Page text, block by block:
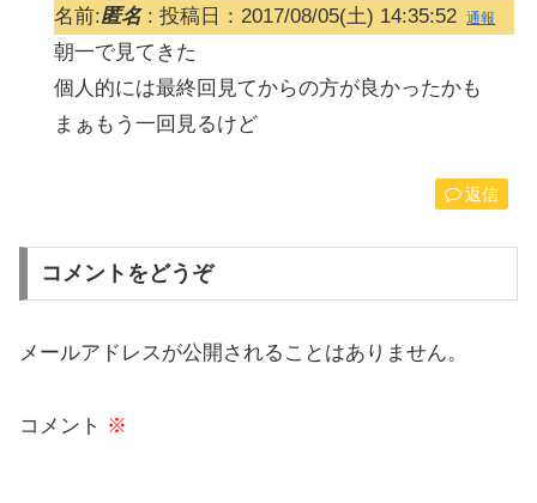
名前:匿名: 投稿日：2017/08/05(土) 14:35:52 通報
朝一で見てきた
個人的には最終回見てからの方が良かったかも
まぁもう一回見るけど
返信
コメントをどうぞ
メールアドレスが公開されることはありません。
コメント ※